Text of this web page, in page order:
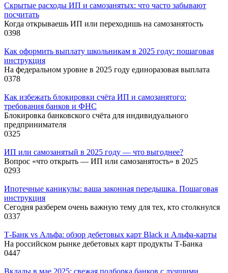
Скрытые расходы ИП и самозанятых: что часто забывают
посчитать
Когда открываешь ИП или переходишь на самозанятость
0398
Как оформить выплату школьникам в 2025 году: пошаговая
инструкция
На федеральном уровне в 2025 году единоразовая выплата
0378
Как избежать блокировки счёта ИП и самозанятого:
требования банков и ФНС
Блокировка банковского счёта для индивидуального
предпринимателя
0325
ИП или самозанятый в 2025 году — что выгоднее?
Вопрос «что открыть — ИП или самозанятость» в 2025
0293
Ипотечные каникулы: ваша законная передышка. Пошаговая
инструкция
Сегодня разберем очень важную тему для тех, кто столкнулся
0337
Т-Банк vs Альфа: обзор дебетовых карт Black и Альфа-карты
На российском рынке дебетовых карт продукты Т-Банка
0447
Вклады в мае 2025: свежая подборка банков с лучшими